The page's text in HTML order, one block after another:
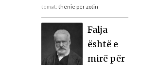
temat: thënie për zotin
Falja
është e
mirë për